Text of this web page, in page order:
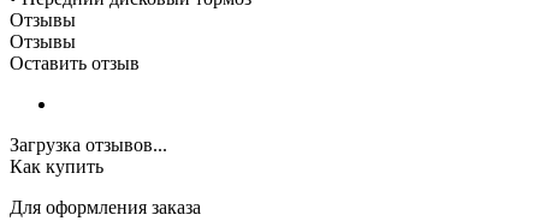
Отзывы
Отзывы
Оставить отзыв
Загрузка отзывов...
Как купить
Для оформления заказа